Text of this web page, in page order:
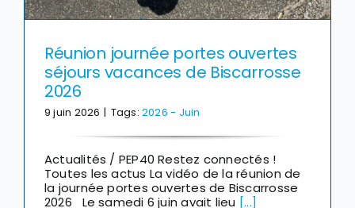
Réunion journée portes ouvertes
séjours vacances de Biscarrosse
2026
9 juin 2026 | Tags:2026 - Juin
Actualités / PEP40 Restez connectés !
Toutes les actus La vidéo de la réunion de
la journée portes ouvertes de Biscarrosse
2026 Le samedi 6 juin avait lieu [...]